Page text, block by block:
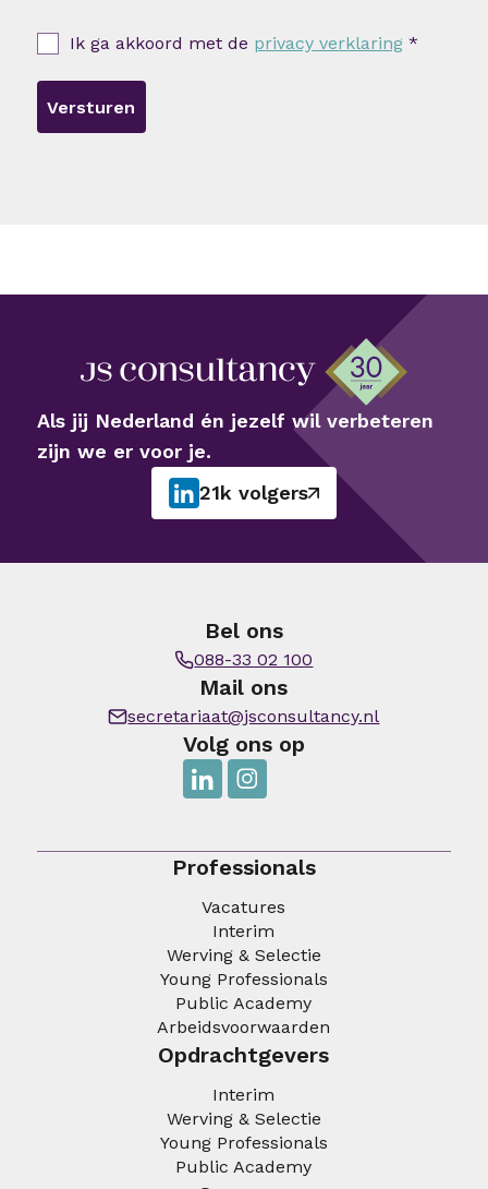
Ik ga akkoord met de privacy verklaring *
Versturen
Als jij Nederland én jezelf wil verbeteren
zijn we er voor je.
21k volgers
Professionals
Vacatures
Interim
Werving & Selectie
Young Professionals
Public Academy
Arbeidsvoorwaarden
Opdrachtgevers
Interim
Werving & Selectie
Young Professionals
Public Academy
Bel ons
088-33 02 100
Mail ons
secretariaat@jsconsultancy.nl
Volg ons op